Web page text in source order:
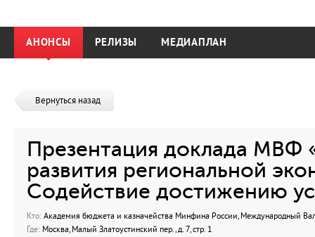
АНОНСЫ РЕЛИЗЫ МЕДИАПЛАН
Вернуться назад
Презентация доклада МВФ
развития региональной
Содействие достижению
Кто: Академия бюджета и казначейства Минфина России, Международный
Где: Москва, Малый Златоустинский пер., д. 7, стр. 1